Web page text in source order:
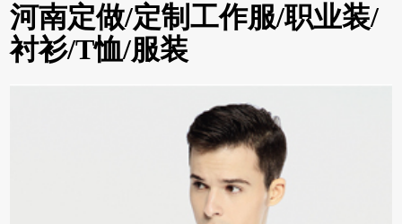
河南定做/定制工作服/职业装/
衬衫/T恤/服装